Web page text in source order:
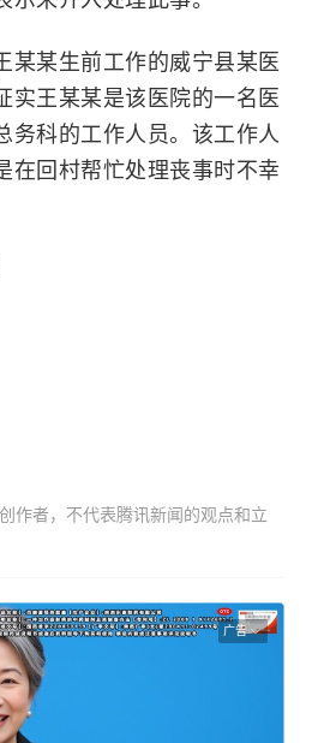
某某生前工作的威宁县某医
实王某某是该医院的一名医
务科的工作人员。该工作人
在回村帮忙处理丧事时不幸
作者，不代表腾讯新闻的观点和立
广告